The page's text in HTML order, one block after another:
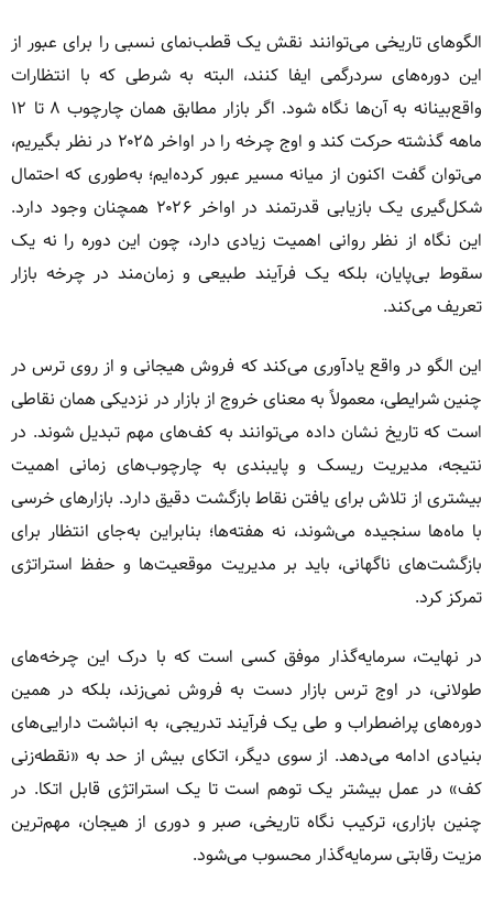
الگوهای تاریخی می‌توانند نقش یک قطب‌نمای نسبی را برای عبور از
این دوره‌های سردرگمی ایفا کنند، البته به شرطی که با انتظارات
واقع‌بینانه به آن‌ها نگاه شود. اگر بازار مطابق همان چارچوب ۸ تا ۱۲
ماهه گذشته حرکت کند و اوج چرخه را در اواخر ۲۰۲۵ در نظر بگیریم،
می‌توان گفت اکنون از میانه مسیر عبور کرده‌ایم؛ به‌طوری که احتمال
شکل‌گیری یک بازیابی قدرتمند در اواخر ۲۰۲۶ همچنان وجود دارد.
این نگاه از نظر روانی اهمیت زیادی دارد، چون این دوره را نه یک
سقوط بی‌پایان، بلکه یک فرآیند طبیعی و زمان‌مند در چرخه بازار
تعریف می‌کند.
این الگو در واقع یادآوری می‌کند که فروش هیجانی و از روی ترس در
چنین شرایطی، معمولاً به معنای خروج از بازار در نزدیکی همان نقاطی
است که تاریخ نشان داده می‌توانند به کف‌های مهم تبدیل شوند. در
نتیجه، مدیریت ریسک و پایبندی به چارچوب‌های زمانی اهمیت
بیشتری از تلاش برای یافتن نقاط بازگشت دقیق دارد. بازارهای خرسی
با ماه‌ها سنجیده می‌شوند، نه هفته‌ها؛ بنابراین به‌جای انتظار برای
بازگشت‌های ناگهانی، باید بر مدیریت موقعیت‌ها و حفظ استراتژی
تمرکز کرد.
در نهایت، سرمایه‌گذار موفق کسی است که با درک این چرخه‌های
طولانی، در اوج ترس بازار دست به فروش نمی‌زند، بلکه در همین
دوره‌های پراضطراب و طی یک فرآیند تدریجی، به انباشت دارایی‌های
بنیادی ادامه می‌دهد. از سوی دیگر، اتکای بیش از حد به «نقطه‌زنی
کف» در عمل بیشتر یک توهم است تا یک استراتژی قابل اتکا. در
چنین بازاری، ترکیب نگاه تاریخی، صبر و دوری از هیجان، مهم‌ترین
مزیت رقابتی سرمایه‌گذار محسوب می‌شود.